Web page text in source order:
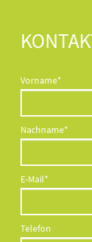
Pflichtfeld
Vorname*
Pflichtfeld
Nachname*
Pflichtfeld
E-Mail*
Telefon